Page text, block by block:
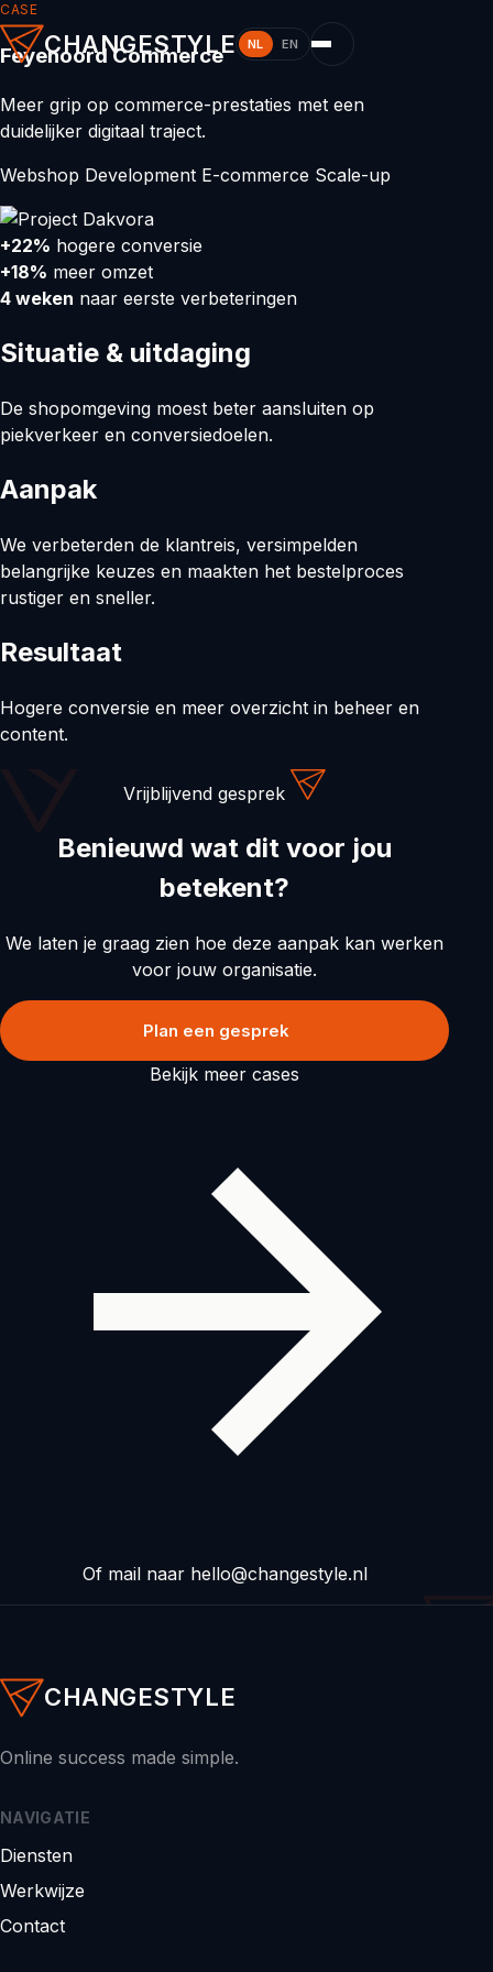
CHANGESTYLE NL EN
CASE
Feyenoord Commerce
Meer grip op commerce-prestaties met een
duidelijker digitaal traject.
Webshop Development E-commerce Scale-up
+22% hogere conversie
+18% meer omzet
4 weken naar eerste verbeteringen
Situatie & uitdaging
De shopomgeving moest beter aansluiten op
piekverkeer en conversiedoelen.
Aanpak
We verbeterden de klantreis, versimpelden
belangrijke keuzes en maakten het bestelproces
rustiger en sneller.
Resultaat
Hogere conversie en meer overzicht in beheer en
content.
Vrijblijvend gesprek
Benieuwd wat dit voor jou
betekent?
We laten je graag zien hoe deze aanpak kan werken
voor jouw organisatie.
Plan een gesprek
Bekijk meer cases
Of mail naar hello@changestyle.nl
CHANGESTYLE
Online success made simple.
NAVIGATIE
Diensten
Werkwijze
Contact